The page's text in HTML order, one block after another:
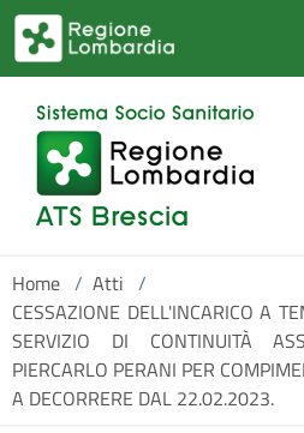
Salta al contenuto principale
Home / Atti /
CESSAZIONE DELL'INCARICO A
SERVIZIO DI CONTINUITÀ
PIERCARLO PERANI PER
A DECORRERE DAL 22.02.2023.